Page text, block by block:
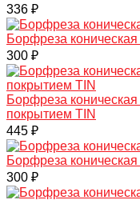
336 ₽
Борфреза
300 ₽
Борфреза
покрытием TIN
445 ₽
Борфреза
300 ₽